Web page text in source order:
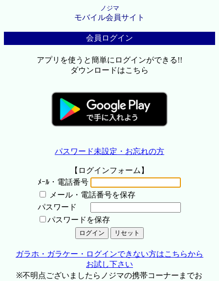
ノジマ
モバイル会員サイト
会員ログイン
アプリを使うと簡単にログインができる!!
ダウンロードはこちら
パスワード未設定・お忘れの方
【ログインフォーム】
ﾒｰﾙ・電話番号
メール・電話番号を保存
パスワード
パスワードを保存
ガラホ・ガラケー・ログインできない方はこちらから
お試し下さい
※不明点ございましたらノジマの携帯コーナーまでお